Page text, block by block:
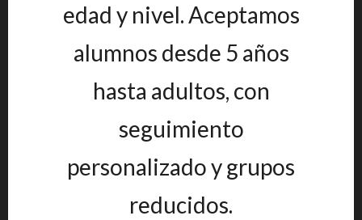
edad y nivel. Aceptamos
alumnos desde 5 años
hasta adultos, con
seguimiento
personalizado y grupos
reducidos.